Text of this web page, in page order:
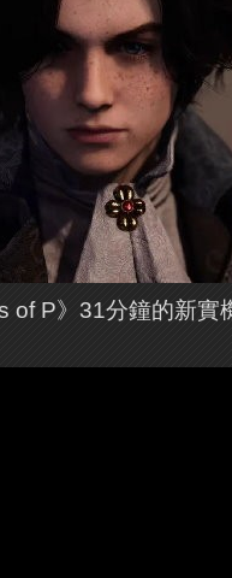
of P》31分鐘的新實